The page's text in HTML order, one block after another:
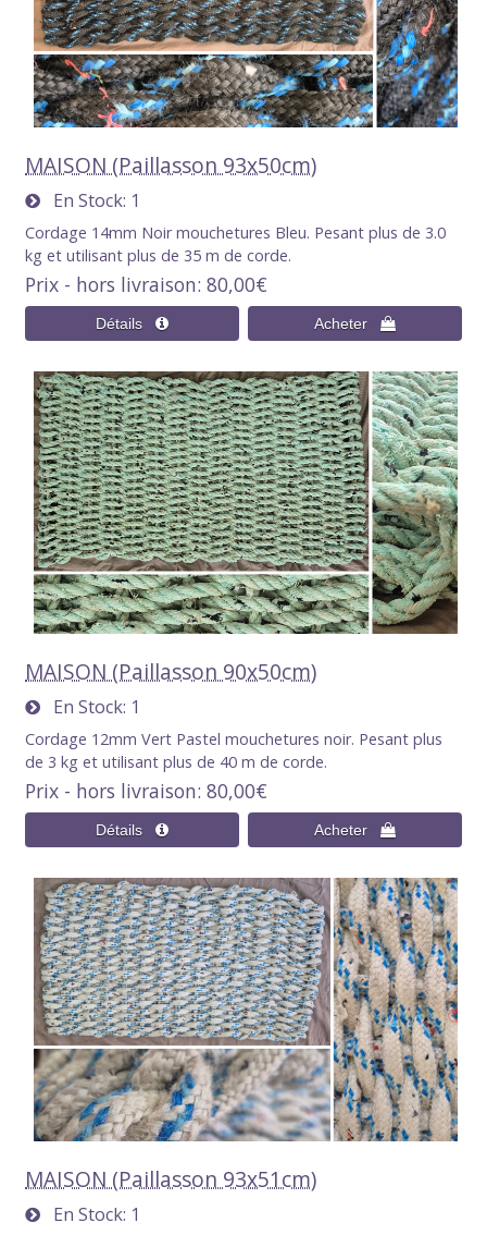
MAISON (Paillasson 93x50cm)
En Stock 1
Cordage 14mm Noir mouchetures Bleu. Pesant plus de 3.0
kg et utilisant plus de 35 m de corde.
Prix - hors livraison 80,00€
MAISON (Paillasson 90x50cm)
En Stock 1
Cordage 12mm Vert Pastel mouchetures noir. Pesant plus
de 3 kg et utilisant plus de 40 m de corde.
Prix - hors livraison 80,00€
MAISON (Paillasson 93x51cm)
En Stock 1